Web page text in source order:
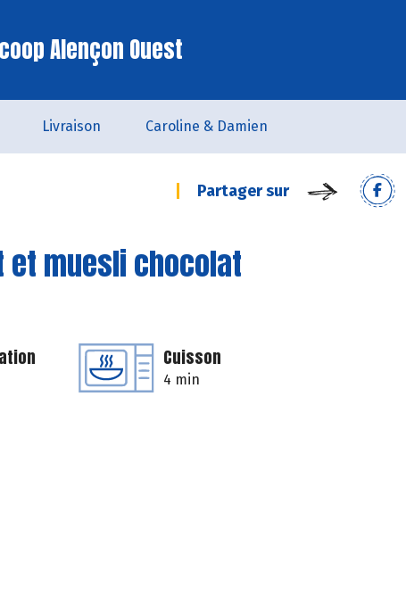
Alençon Ouest
Livraison Caroline & Damien
Partager sur
muesli chocolat
Cuisson
4 min